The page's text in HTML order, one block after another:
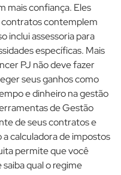
mais confiança. Eles
contratos contemplem
inclui assessoria para
específicas. Mais
PJ não deve fazer
seus ganhos como
e dinheiro na gestão
de Gestão
de seus contratos e
calculadora de impostos
permite que você
qual o regime